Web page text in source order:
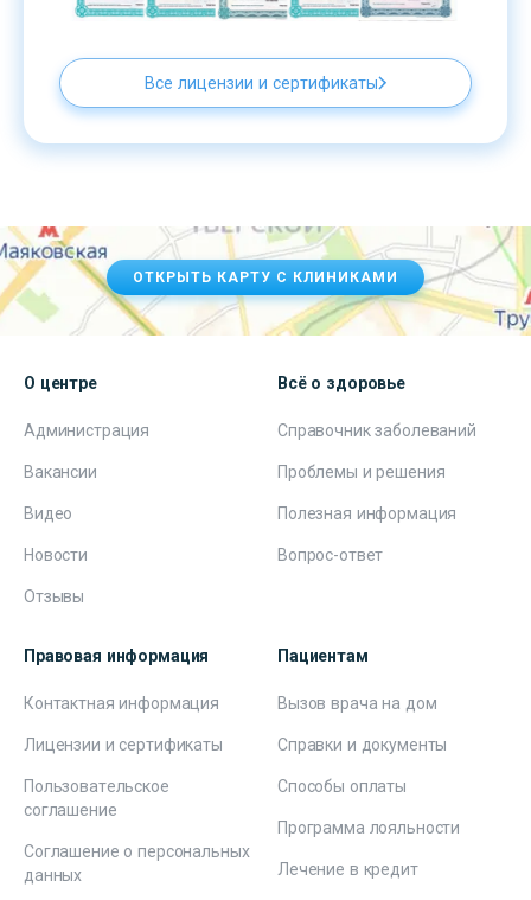
Все лицензии и сертификаты
ОТКРЫТЬ КАРТУ С КЛИНИКАМИ
О центре
Администрация
Вакансии
Видео
Новости
Отзывы
Всё о здоровье
Справочник заболеваний
Проблемы и решения
Полезная информация
Вопрос-ответ
Правовая информация
Контактная информация
Лицензии и сертификаты
Пользовательское
соглашение
Соглашение о персональных
данных
Пациентам
Вызов врача на дом
Справки и документы
Способы оплаты
Программа лояльности
Лечение в кредит